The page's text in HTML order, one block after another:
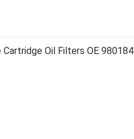
Cartridge Oil Filters OE